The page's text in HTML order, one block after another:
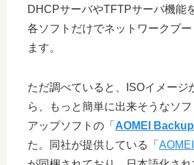
DHCPサーバやTFTPサーバ機能
各ソフトだけでネットワークブ
ます。
ただ調べていると、ISOイメージ
ら、もっと簡単に出来そうなソ
アップソフトの「 AOMEI
た。同社が提供している「